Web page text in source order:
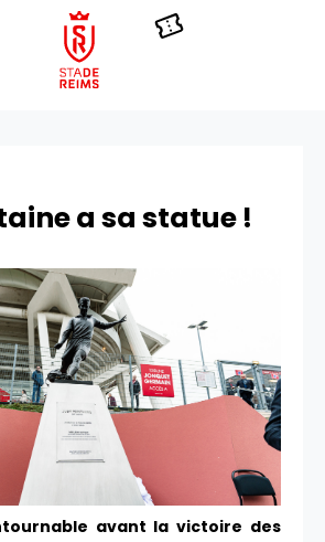
a sa statue !
avant la victoire des